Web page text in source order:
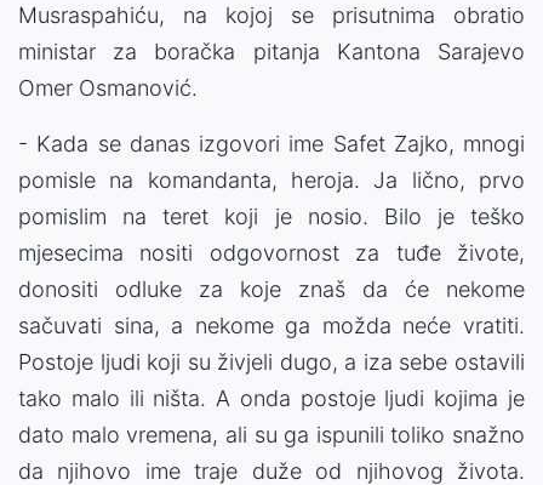
Musraspahiću, na kojoj se prisutnima obratio
ministar za boračka pitanja Kantona Sarajevo
Omer Osmanović.
- Kada se danas izgovori ime Safet Zajko, mnogi
pomisle na komandanta, heroja. Ja lično, prvo
pomislim na teret koji je nosio. Bilo je teško
mjesecima nositi odgovornost za tuđe živote,
donositi odluke za koje znaš da će nekome
sačuvati sina, a nekome ga možda neće vratiti.
Postoje ljudi koji su živjeli dugo, a iza sebe ostavili
tako malo ili ništa. A onda postoje ljudi kojima je
dato malo vremena, ali su ga ispunili toliko snažno
da njihovo ime traje duže od njihovog života.